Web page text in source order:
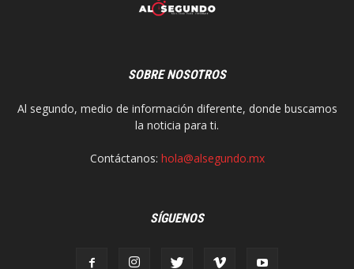
SOBRE NOSOTROS
Al segundo, medio de información diferente, donde buscamos
la noticia para ti.
Contáctanos: hola@alsegundo.mx
SÍGUENOS